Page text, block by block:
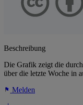
Beschreibung
Die Grafik zeigt die
über die letzte Woche in
Melden